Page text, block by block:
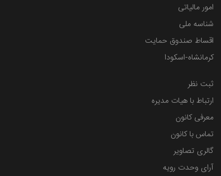
امور مالیاتی
شناسه ملی
اقساط صندوق حمایت
کرمانشاه-اسکودا
ثبت نظر
ارتباط با هیات مدیره
معرفی کانون
تماس با کانون
گالری تصاویر
آرای وحدت رویه